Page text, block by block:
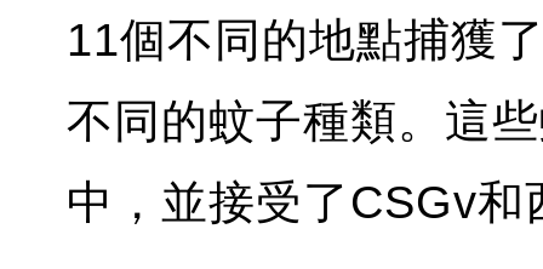
11個不同的地點捕獲
不同的蚊子種類。這
中，並接受了CSGv